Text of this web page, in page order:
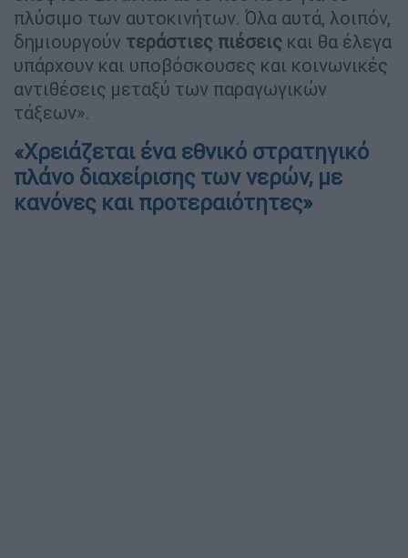
πλύσιμο των αυτοκινήτων. Όλα αυτά, λοιπόν,
δημιουργούν τεράστιες πιέσεις και θα έλεγα
υπάρχουν και υποβόσκουσες και κοινωνικές
αντιθέσεις μεταξύ των παραγωγικών
τάξεων».
«Χρειάζεται ένα εθνικό στρατηγικό
πλάνο διαχείρισης των νερών, με
κανόνες και προτεραιότητες»